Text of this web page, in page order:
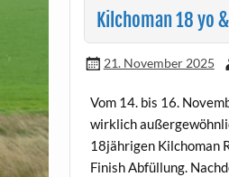
Kilchoman 18 yo
21. November 2025
Vom 14. bis 16.
wirklich
18jährigen Kilchoman
Finish Abfüllung.